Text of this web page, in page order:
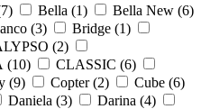
7) Bella (1) Bella New (6)
(3) Bridge (1)
(2)
(10) CLASSIC (6)
(9) Copter (2) Cube (6)
Daniela (3) Darina (4)